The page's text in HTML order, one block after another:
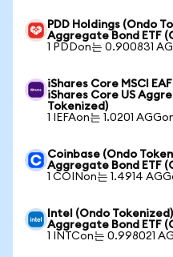
PDD Holdings (Ondo
Aggregate Bond ETF
1 PDDon는 0.900831
iShares Core MSCI
iShares Core US
Tokenized)
1 IEFAon는 1.0201
Coinbase (Ondo
Aggregate Bond ETF
1 COINon는 1.4914
Intel (Ondo
Aggregate Bond ETF
1 INTCon는 0.998021